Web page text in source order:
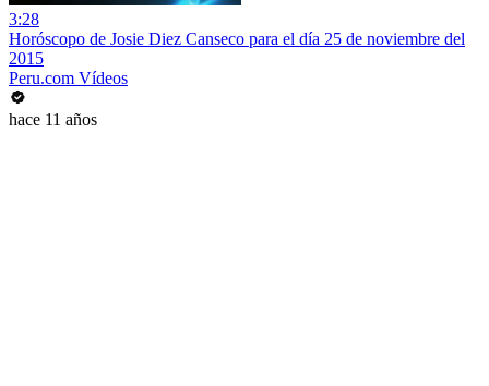
3:28
Horóscopo de Josie Diez Canseco para el día 25 de noviembre del
2015
Peru.com Vídeos
hace 11 años